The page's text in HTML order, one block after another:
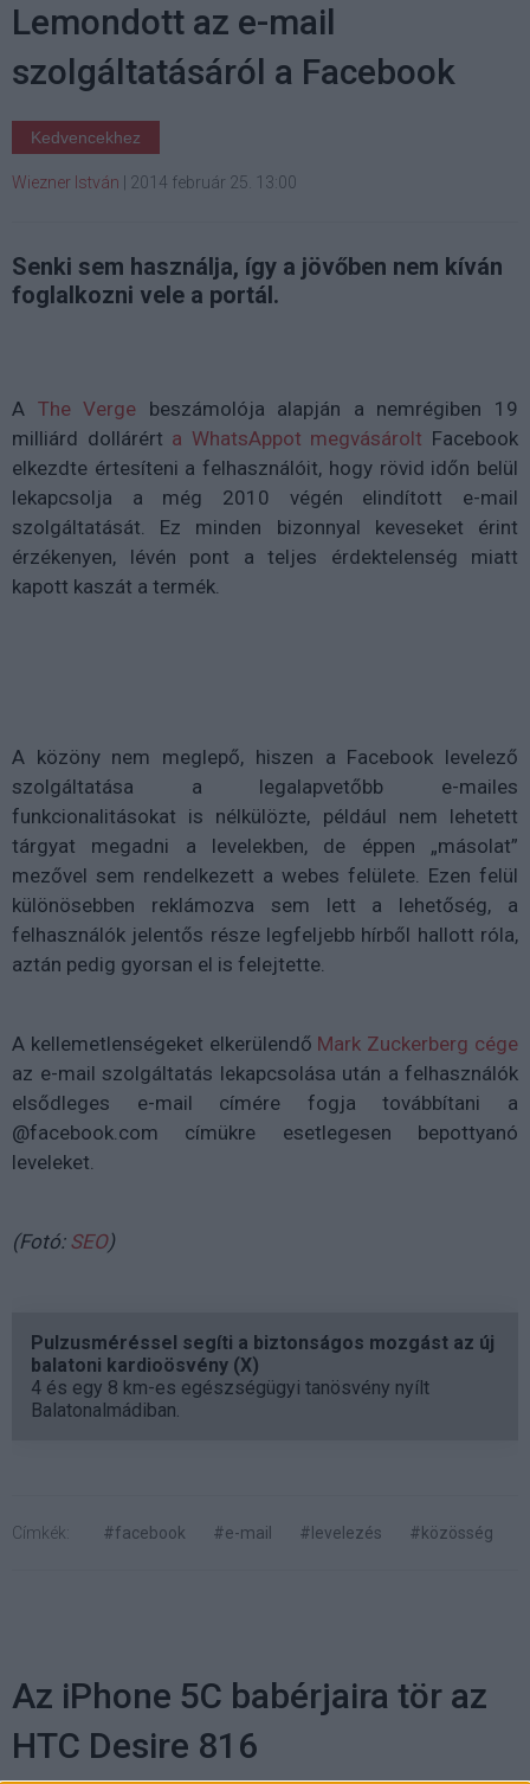
Lemondott az e-mail
szolgáltatásáról a Facebook
Kedvencekhez
Wiezner István 2014 február 25. 13:00
Senki sem használja, így a jövőben nem kíván
foglalkozni vele a portál.
A The Verge beszámolója alapján a nemrégiben 19
milliárd dollárért a WhatsAppot megvásárolt Facebook
elkezdte értesíteni a felhasználóit, hogy rövid időn belül
lekapcsolja a még 2010 végén elindított e-mail
szolgáltatását. Ez minden bizonnyal keveseket érint
érzékenyen, lévén pont a teljes érdektelenség miatt
kapott kaszát a termék.
A közöny nem meglepő, hiszen a Facebook levelező
szolgáltatása a legalapvetőbb e-mailes
funkcionalitásokat is nélkülözte, például nem lehetett
tárgyat megadni a levelekben, de éppen „másolat”
mezővel sem rendelkezett a webes felülete. Ezen felül
különösebben reklámozva sem lett a lehetőség, a
felhasználók jelentős része legfeljebb hírből hallott róla,
aztán pedig gyorsan el is felejtette.
A kellemetlenségeket elkerülendő Mark Zuckerberg cége
az e-mail szolgáltatás lekapcsolása után a felhasználók
elsődleges e-mail címére fogja továbbítani a
@facebook.com címükre esetlegesen bepottyanó
leveleket.
(Fotó: SEO)
Pulzusméréssel segíti a biztonságos mozgást az új
balatoni kardioösvény (X)
4 és egy 8 km-es egészségügyi tanösvény nyílt
Balatonalmádiban.
Címkék: #facebook #e-mail #levelezés #közösség
Az iPhone 5C babérjaira tör az
HTC Desire 816